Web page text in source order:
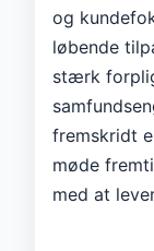
og
løbende
stærk
fremskridt
møde
med at